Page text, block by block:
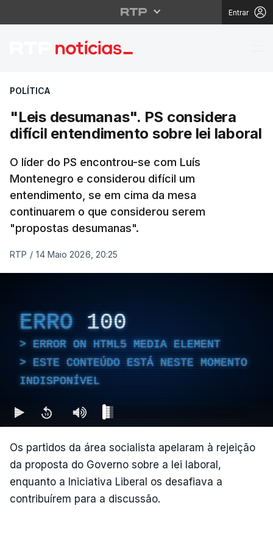
Entrar
"Leis desumanas".
POLÍTICA
"Leis desumanas". PS considera
difícil entendimento sobre lei laboral
O líder do PS encontrou-se com Luís
Montenegro e considerou difícil um
entendimento, se em cima da mesa
continuarem o que considerou serem
"propostas desumanas".
RTP / 14 Maio 2026, 20:25
ERRO 100
ERROR ON HTML5 MEDIA ELEMENT
ESTE CONTEÚDO ESTÁ NESTE MOMENTO
INDISPONÍVEL
Os partidos da área socialista apelaram à rejeição
da proposta do Governo sobre a lei laboral,
enquanto a Iniciativa Liberal os desafiava a
contribuírem para a discussão.